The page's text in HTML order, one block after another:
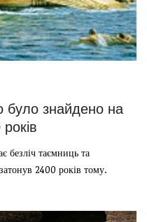
було знайдено на
безліч таємниць та
2400 років тому.